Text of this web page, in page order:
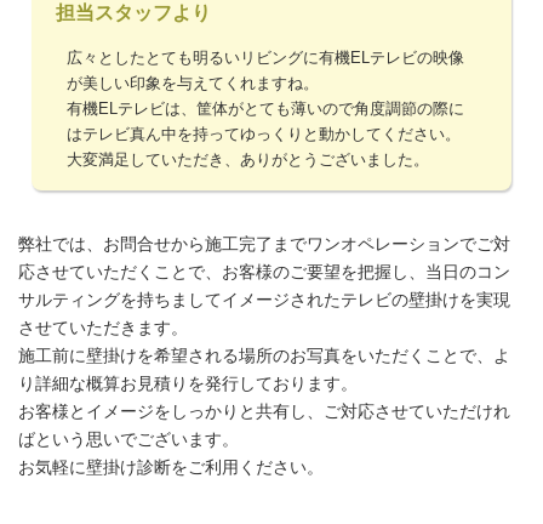
担当スタッフより
広々としたとても明るいリビングに有機ELテレビの映像
が美しい印象を与えてくれますね。
有機ELテレビは、筐体がとても薄いので角度調節の際に
はテレビ真ん中を持ってゆっくりと動かしてください。
大変満足していただき、ありがとうございました。
弊社では、お問合せから施工完了までワンオペレーションでご対
応させていただくことで、お客様のご要望を把握し、当日のコン
サルティングを持ちましてイメージされたテレビの壁掛けを実現
させていただきます。
施工前に壁掛けを希望される場所のお写真をいただくことで、よ
り詳細な概算お見積りを発行しております。
お客様とイメージをしっかりと共有し、ご対応させていただけれ
ばという思いでございます。
お気軽に壁掛け診断をご利用ください。